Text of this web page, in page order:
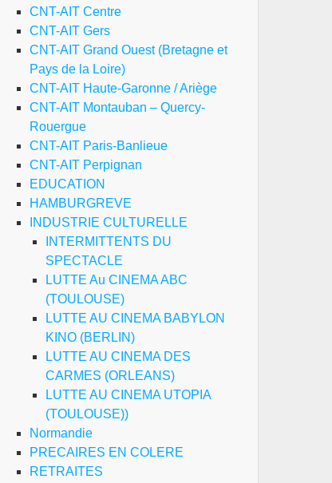
CNT-AIT Centre
CNT-AIT Gers
CNT-AIT Grand Ouest (Bretagne et
Pays de la Loire)
CNT-AIT Haute-Garonne / Ariège
CNT-AIT Montauban – Quercy-
Rouergue
CNT-AIT Paris-Banlieue
CNT-AIT Perpignan
EDUCATION
HAMBURGREVE
INDUSTRIE CULTURELLE
INTERMITTENTS DU
SPECTACLE
LUTTE Au CINEMA ABC
(TOULOUSE)
LUTTE AU CINEMA BABYLON
KINO (BERLIN)
LUTTE AU CINEMA DES
CARMES (ORLEANS)
LUTTE AU CINEMA UTOPIA
(TOULOUSE))
Normandie
PRECAIRES EN COLERE
RETRAITES